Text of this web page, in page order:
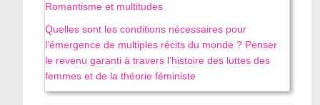
Romantisme et multitudes
Quelles sont les conditions nécessaires pour
l’émergence de multiples récits du monde ? Penser
le revenu garanti à travers l’histoire des luttes des
femmes et de la théorie féministe